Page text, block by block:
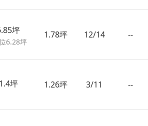
坪
6.28坪
1.78坪 12/14 --
坪 1.26坪 3/11 --